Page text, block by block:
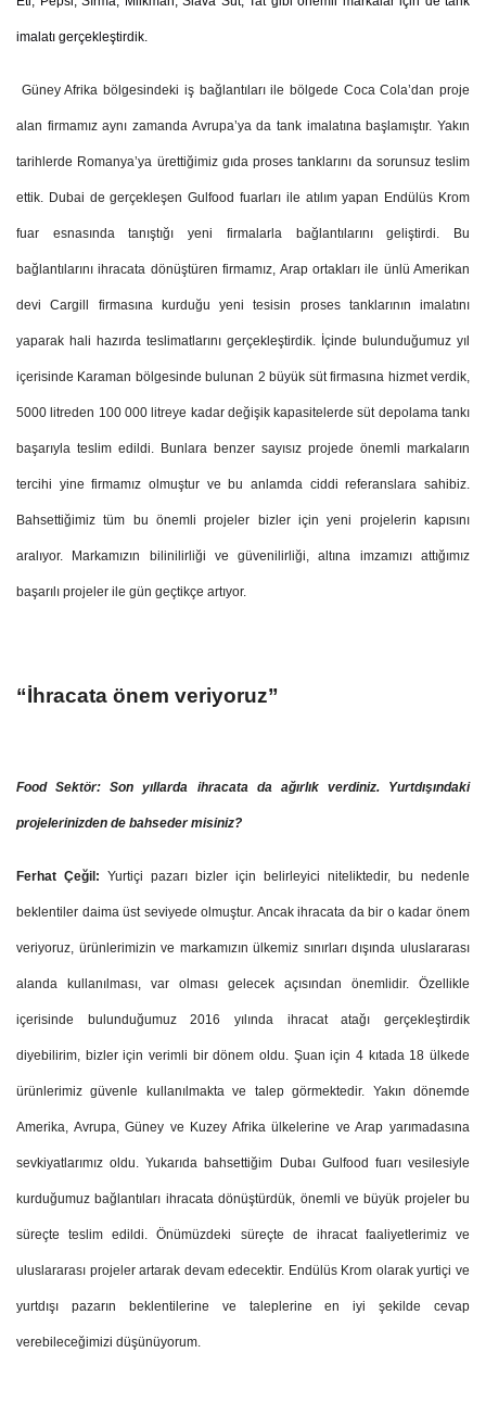
imalatı gerçekleştirdik.
Güney Afrika bölgesindeki iş bağlantıları ile bölgede Coca Cola’dan proje
alan firmamız aynı zamanda Avrupa’ya da tank imalatına başlamıştır. Yakın
tarihlerde Romanya’ya ürettiğimiz gıda proses tanklarını da sorunsuz teslim
ettik. Dubai de gerçekleşen Gulfood fuarları ile atılım yapan Endülüs Krom
fuar esnasında tanıştığı yeni firmalarla bağlantılarını geliştirdi. Bu
bağlantılarını ihracata dönüştüren firmamız, Arap ortakları ile ünlü Amerikan
devi Cargill firmasına kurduğu yeni tesisin proses tanklarının imalatını
yaparak hali hazırda teslimatlarını gerçekleştirdik. İçinde bulunduğumuz yıl
içerisinde Karaman bölgesinde bulunan 2 büyük süt firmasına hizmet verdik,
5000 litreden 100 000 litreye kadar değişik kapasitelerde süt depolama tankı
başarıyla teslim edildi. Bunlara benzer sayısız projede önemli markaların
tercihi yine firmamız olmuştur ve bu anlamda ciddi referanslara sahibiz.
Bahsettiğimiz tüm bu önemli projeler bizler için yeni projelerin kapısını
aralıyor. Markamızın bilinilirliği ve güvenilirliği, altına imzamızı attığımız
başarılı projeler ile gün geçtikçe artıyor.
“İhracata önem veriyoruz”
Food Sektör: Son yıllarda ihracata da ağırlık verdiniz. Yurtdışındaki
projelerinizden de bahseder misiniz?
Ferhat Çeğil: Yurtiçi pazarı bizler için belirleyici niteliktedir, bu nedenle
beklentiler daima üst seviyede olmuştur. Ancak ihracata da bir o kadar önem
veriyoruz, ürünlerimizin ve markamızın ülkemiz sınırları dışında uluslararası
alanda kullanılması, var olması gelecek açısından önemlidir. Özellikle
içerisinde bulunduğumuz 2016 yılında ihracat atağı gerçekleştirdik
diyebilirim, bizler için verimli bir dönem oldu. Şuan için 4 kıtada 18 ülkede
ürünlerimiz güvenle kullanılmakta ve talep görmektedir. Yakın dönemde
Amerika, Avrupa, Güney ve Kuzey Afrika ülkelerine ve Arap yarımadasına
sevkiyatlarımız oldu. Yukarıda bahsettiğim Dubaı Gulfood fuarı vesilesiyle
kurduğumuz bağlantıları ihracata dönüştürdük, önemli ve büyük projeler bu
süreçte teslim edildi. Önümüzdeki süreçte de ihracat faaliyetlerimiz ve
uluslararası projeler artarak devam edecektir. Endülüs Krom olarak yurtiçi ve
yurtdışı pazarın beklentilerine ve taleplerine en iyi şekilde cevap
verebileceğimizi düşünüyorum.